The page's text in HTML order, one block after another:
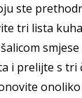
ste
tri lista
i prelijte s tri